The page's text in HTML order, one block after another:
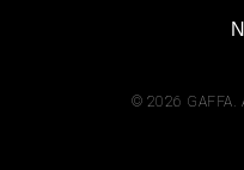
© 2026 GAFFA.